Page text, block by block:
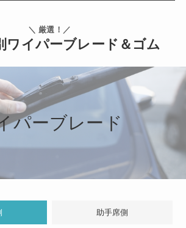
＼ 厳選！／
ワイパーブレード＆ゴム
パーブレード
助手席側